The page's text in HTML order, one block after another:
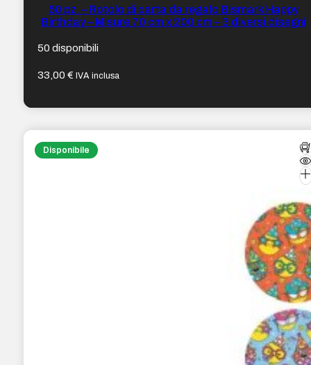
50 pz. – Rotolo di carta da regalo Bismark Happy
Birthday – Misure 70 cm x 200 cm – 3 diversi disegni
50 disponibili
33,00€ IVA inclusa
Disponibile